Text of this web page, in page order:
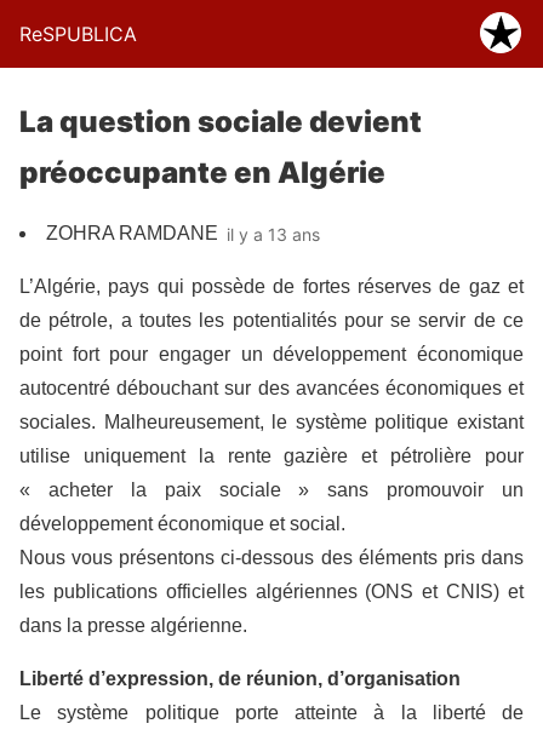
ReSPUBLICA
La question sociale devient
préoccupante en Algérie
ZOHRA RAMDANE il y a 13 ans
L’Algérie, pays qui possède de fortes réserves de gaz et
de pétrole, a toutes les potentialités pour se servir de ce
point fort pour engager un développement économique
autocentré débouchant sur des avancées économiques et
sociales. Malheureusement, le système politique existant
utilise uniquement la rente gazière et pétrolière pour
« acheter la paix sociale » sans promouvoir un
développement économique et social.
Nous vous présentons ci-dessous des éléments pris dans
les publications officielles algériennes (ONS et CNIS) et
dans la presse algérienne.
Liberté d’expression, de réunion, d’organisation
Le système politique porte atteinte à la liberté de